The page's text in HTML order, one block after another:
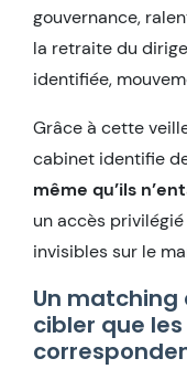
gouvernance,
la retraite du
identifiée,
Grâce à cette
cabinet identifie
même qu’ils
un accès
invisibles sur le
Un
cibler que